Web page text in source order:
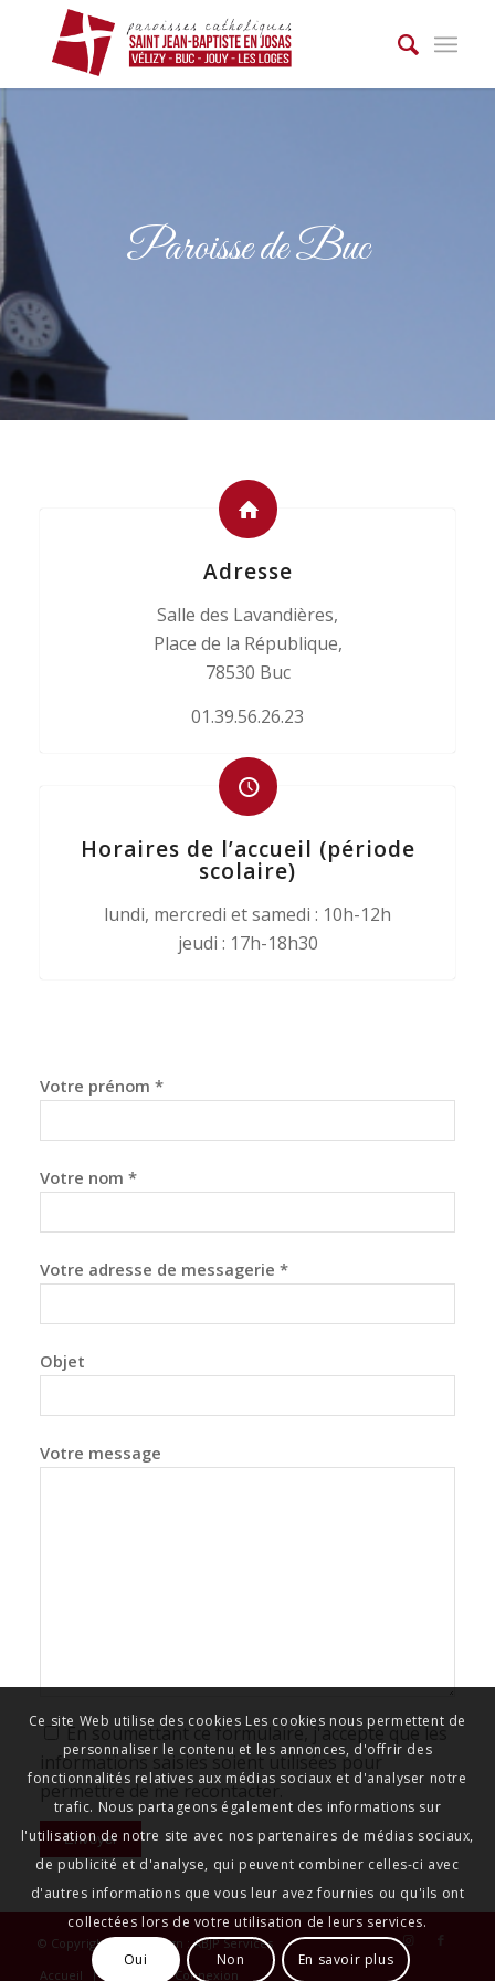
Paroisse de Buc
Adresse
Salle des Lavandières,
Place de la République,
78530 Buc
01.39.56.26.23
Horaires de l’accueil (période
scolaire)
lundi, mercredi etsamedi : 10h-12h
jeudi : 17h-18h30
Votre prénom *
Votre nom *
Votre adresse de messagerie *
Objet
Votre message
En soumettant ce formulaire, j'accepte que les
informations saisies soient utilisées pour
permettre de me recontacter.
© Copyright SJBJ - Design : ABJP Services
Accueil
Connexion
Ce site Web utilise des cookies Les cookies nous permettent de
personnaliser le contenu et les annonces, d'offrir des
fonctionnalités relatives aux médias sociaux et d'analyser notre
trafic. Nous partageons également des informations sur
l'utilisation de notre site avec nos partenaires de médias sociaux,
de publicité et d'analyse, qui peuvent combiner celles-ci avec
d'autres informations que vous leur avez fournies ou qu'ils ont
collectées lors de votre utilisation de leurs services.
Oui Non En savoir plus